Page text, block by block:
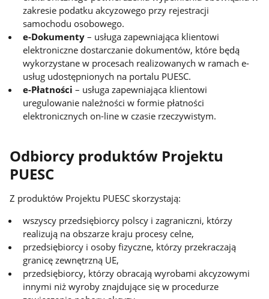
zakresie podatku akcyzowego przy rejestracji
samochodu osobowego.
e-Dokumenty – usługa zapewniająca klientowi
elektroniczne dostarczanie dokumentów, które będą
wykorzystane w procesach realizowanych w ramach e-
usług udostępnionych na portalu PUESC.
e-Płatności – usługa zapewniająca klientowi
uregulowanie należności w formie płatności
elektronicznych on-line w czasie rzeczywistym.
Odbiorcy produktów Projektu
PUESC
Z produktów Projektu PUESC skorzystają:
wszyscy przedsiębiorcy polscy i zagraniczni, którzy
realizują na obszarze kraju procesy celne,
przedsiębiorcy i osoby fizyczne, którzy przekraczają
granicę zewnętrzną UE,
przedsiębiorcy, którzy obracają wyrobami akcyzowymi
innymi niż wyroby znajdujące się w procedurze